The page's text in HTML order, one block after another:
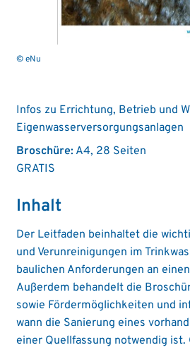
© eNu
Infos zu Errichtung, Betrieb und
Eigenwasserversorgungsanlagen
Broschüre:A4, 28 Seiten
GRATIS
Inhalt
Der Leitfaden beinhaltet die
und Verunreinigungen im
baulichen Anforderungen an
Außerdem behandelt die
sowie Fördermöglichkeiten und
wann die Sanierung eines
einer Quellfassung notwendig ist.